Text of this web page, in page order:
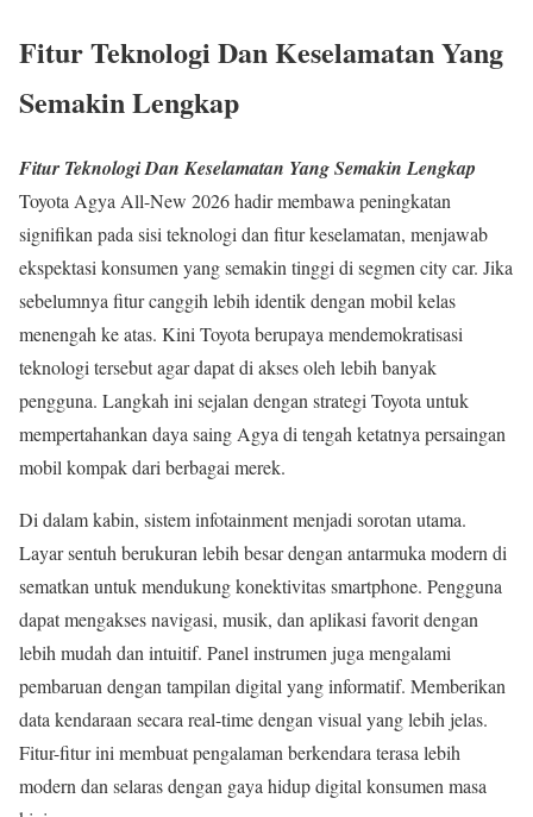
Fitur Teknologi Dan Keselamatan Yang
Semakin Lengkap
Fitur Teknologi Dan Keselamatan Yang Semakin Lengkap
Toyota Agya All-New 2026 hadir membawa peningkatan
signifikan pada sisi teknologi dan fitur keselamatan, menjawab
ekspektasi konsumen yang semakin tinggi di segmen city car. Jika
sebelumnya fitur canggih lebih identik dengan mobil kelas
menengah ke atas. Kini Toyota berupaya mendemokratisasi
teknologi tersebut agar dapat di akses oleh lebih banyak
pengguna. Langkah ini sejalan dengan strategi Toyota untuk
mempertahankan daya saing Agya di tengah ketatnya persaingan
mobil kompak dari berbagai merek.
Di dalam kabin, sistem infotainment menjadi sorotan utama.
Layar sentuh berukuran lebih besar dengan antarmuka modern di
sematkan untuk mendukung konektivitas smartphone. Pengguna
dapat mengakses navigasi, musik, dan aplikasi favorit dengan
lebih mudah dan intuitif. Panel instrumen juga mengalami
pembaruan dengan tampilan digital yang informatif. Memberikan
data kendaraan secara real-time dengan visual yang lebih jelas.
Fitur-fitur ini membuat pengalaman berkendara terasa lebih
modern dan selaras dengan gaya hidup digital konsumen masa